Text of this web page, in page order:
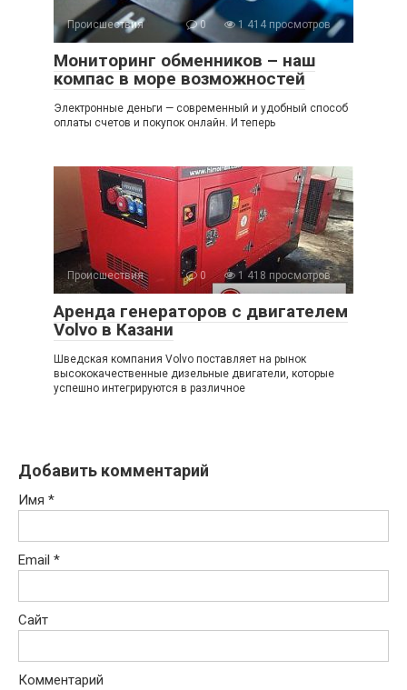
Происшествия 0 1 414 просмотров
Мониторинг обменников – наш
компас в море возможностей
Электронные деньги — современный и удобный способ
оплаты счетов и покупок онлайн. И теперь
Происшествия 0 1 418 просмотров
Аренда генераторов с двигателем
Volvo в Казани
Шведская компания Volvo поставляет на рынок
высококачественные дизельные двигатели, которые
успешно интегрируются в различное
Добавить комментарий
Имя *
Email *
Сайт
Комментарий